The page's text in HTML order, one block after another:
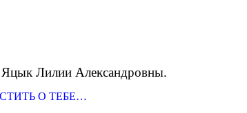
Лилии Александровны.
О ТЕБЕ…